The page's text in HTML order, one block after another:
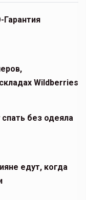
Wildberries
без одеяла
едут, когда